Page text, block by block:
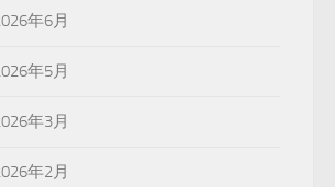
年6月
年5月
年3月
年2月